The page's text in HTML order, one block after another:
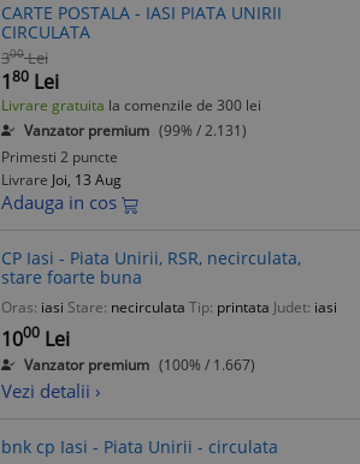
CARTE POSTALA - IASI PIATA UNIRII
CIRCULATA
300 Lei
180 Lei
Livrare gratuita la comenzile de 300 lei
Vanzator premium (99% / 2.131)
Primesti 2 puncte
Livrare Joi, 13 Aug
Adauga in cos
CP Iasi - Piata Unirii, RSR, necirculata,
stare foarte buna
Oras: iasi Stare: necirculata Tip: printata Judet: iasi
1000 Lei
Vanzator premium (100% / 1.667)
Vezi detalii ›
bnk cp Iasi - Piata Unirii - circulata